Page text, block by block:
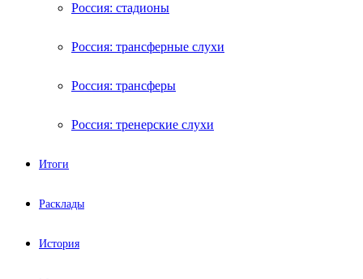
Россия: стадионы
Россия: трансферные слухи
Россия: трансферы
Россия: тренерские слухи
Итоги
Расклады
История